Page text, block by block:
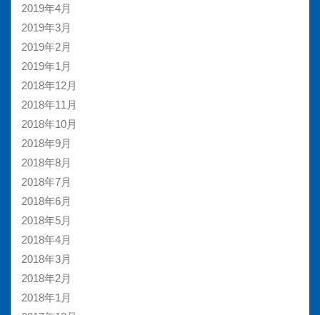
2019年4月
2019年3月
2019年2月
2019年1月
2018年12月
2018年11月
2018年10月
2018年9月
2018年8月
2018年7月
2018年6月
2018年5月
2018年4月
2018年3月
2018年2月
2018年1月